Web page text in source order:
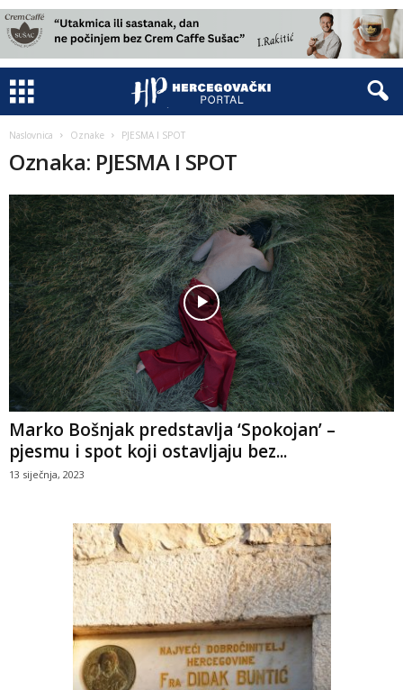
Naslovnica Oznake PJESMA I SPOT
Oznaka: PJESMA I SPOT
Marko Bošnjak predstavlja ‘Spokojan’ –
pjesmu i spot koji ostavljaju bez...
13 siječnja, 2023